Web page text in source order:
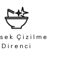
Çizilme
Direnci